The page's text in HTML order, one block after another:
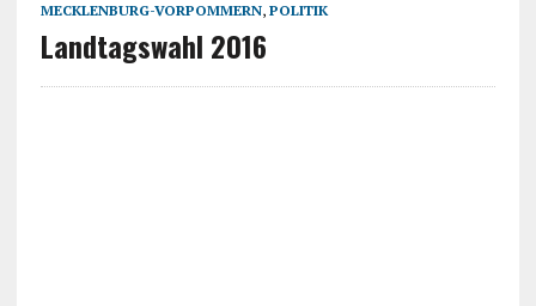
MECKLENBURG-VORPOMMERN, POLITIK
Landtagswahl 2016